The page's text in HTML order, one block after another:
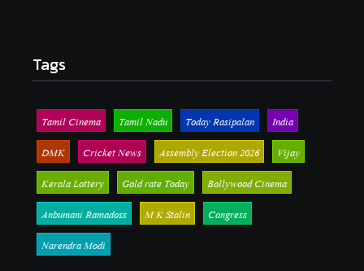
Tags
Tamil Cinema Tamil Nadu Today Rasipalan
India
DMK
Cricket News Assembly Election 2026
Vijay
Kerala Lottery
Gold rate Today
Bollywood Cinema
Anbumani Ramadoss
M K Stalin
Congress
Narendra Modi